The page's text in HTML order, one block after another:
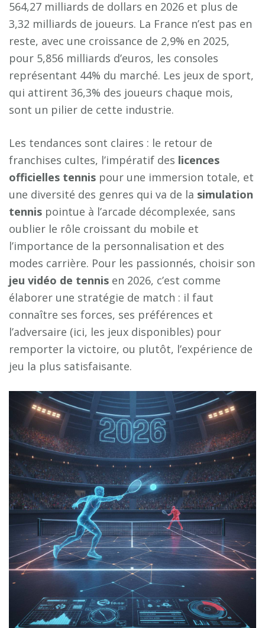
564,27 milliards de dollars en 2026 et plus de
3,32 milliards de joueurs. La France n’est pas en
reste, avec une croissance de 2,9% en 2025,
pour 5,856 milliards d’euros, les consoles
représentant 44% du marché. Les jeux de sport,
qui attirent 36,3% des joueurs chaque mois,
sont un pilier de cette industrie.
Les tendances sont claires : le retour de
franchises cultes, l’impératif des licences
officielles tennis pour une immersion totale, et
une diversité des genres qui va de la simulation
tennis pointue à l’arcade décomplexée, sans
oublier le rôle croissant du mobile et
l’importance de la personnalisation et des
modes carrière. Pour les passionnés, choisir son
jeu vidéo de tennis en 2026, c’est comme
élaborer une stratégie de match : il faut
connaître ses forces, ses préférences et
l’adversaire (ici, les jeux disponibles) pour
remporter la victoire, ou plutôt, l’expérience de
jeu la plus satisfaisante.